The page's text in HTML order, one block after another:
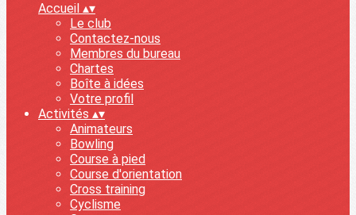
Accueil ▴▾
Le club
Contactez-nous
Membres du bureau
Chartes
Boîte à idées
Votre profil
Activités ▴▾
Animateurs
Bowling
Course à pied
Course d'orientation
Cross training
Cyclisme